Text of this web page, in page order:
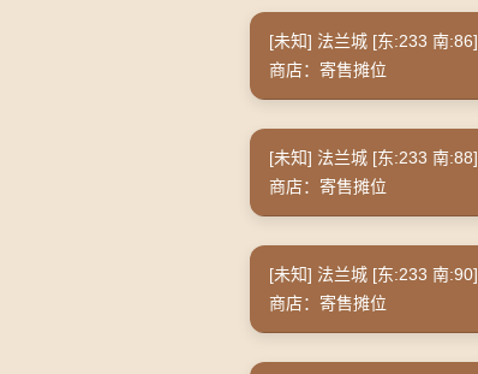
[未知] 法兰城 [东:233 南:86]
商店：寄售摊位
[未知] 法兰城 [东:233 南:88]
商店：寄售摊位
[未知] 法兰城 [东:233 南:90]
商店：寄售摊位